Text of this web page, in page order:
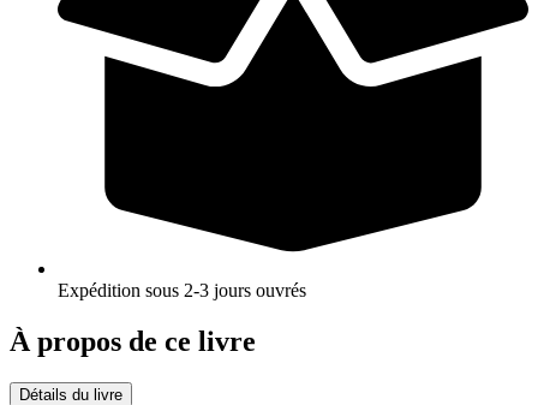
Expédition sous 2-3 jours ouvrés
À propos de ce livre
Détails du livre